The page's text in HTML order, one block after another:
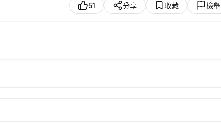
51 分享 收藏 檢舉
特表示，如果現在援引的「國際緊急經濟權力法」行不通，政府已
成的玄寶黑蔘原蔘一根。多買多送！